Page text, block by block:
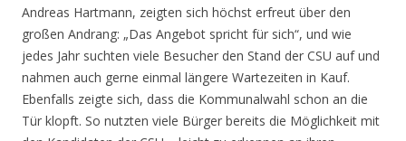
Andreas Hartmann, zeigten sich höchst erfreut über den
großen Andrang: „Das Angebot spricht für sich“, und wie
jedes Jahr suchten viele Besucher den Stand der CSU auf und
nahmen auch gerne einmal längere Wartezeiten in Kauf.
Ebenfalls zeigte sich, dass die Kommunalwahl schon an die
Tür klopft. So nutzten viele Bürger bereits die Möglichkeit mit